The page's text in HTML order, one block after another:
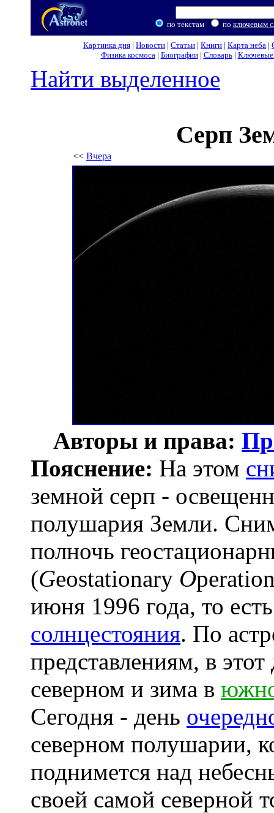
по текстам по ключевым
Картинка дня | Новости | Статьи | Книги | Карта неба |
Физика космоса| Биографии| Словарь| Ключевые
Найти выделенное
Серп
<< Вчера
Авторы и права:
Пояснение: На этом
земной серп -
полушария Земли.
полночь
(Geostationary O
июня 1996 года, то
солнцестояния. По
представлениям, в
северном и зима в
Сегодня - день
северном полушарии,
поднимется над
своей самой северной